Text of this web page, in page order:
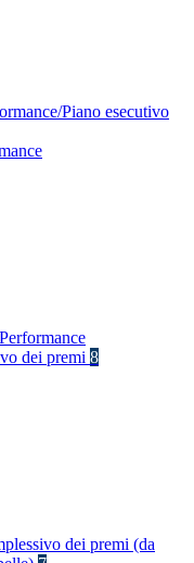
Piano esecutivo
dei premi 8
dei premi (da